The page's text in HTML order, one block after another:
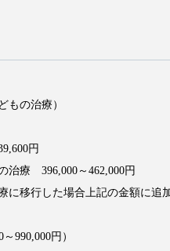
もの治療）
円
治療 396,000～462,000円
移行した場合上記の金額に追
990,000円）